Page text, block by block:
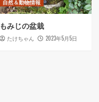
自然＆動物情報
もみじの盆栽
たけちゃん 2023年5月5日